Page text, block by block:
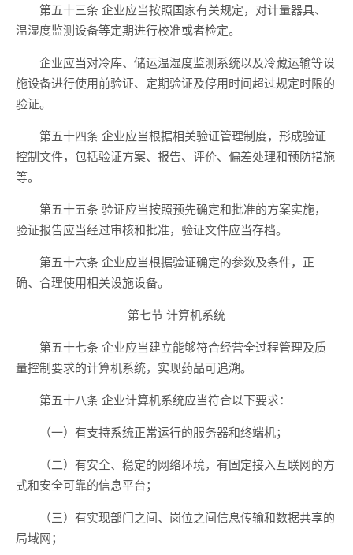
第五十三条 企业应当按照国家有关规定，对计量器具、
温湿度监测设备等定期进行校准或者检定。
企业应当对冷库、储运温湿度监测系统以及冷藏运输等设
施设备进行使用前验证、定期验证及停用时间超过规定时限的
验证。
第五十四条 企业应当根据相关验证管理制度，形成验证
控制文件，包括验证方案、报告、评价、偏差处理和预防措施
等。
第五十五条 验证应当按照预先确定和批准的方案实施，
验证报告应当经过审核和批准，验证文件应当存档。
第五十六条 企业应当根据验证确定的参数及条件，正
确、合理使用相关设施设备。
第七节 计算机系统
第五十七条 企业应当建立能够符合经营全过程管理及质
量控制要求的计算机系统，实现药品可追溯。
第五十八条 企业计算机系统应当符合以下要求：
（一）有支持系统正常运行的服务器和终端机；
（二）有安全、稳定的网络环境，有固定接入互联网的方
式和安全可靠的信息平台；
（三）有实现部门之间、岗位之间信息传输和数据共享的
局域网；